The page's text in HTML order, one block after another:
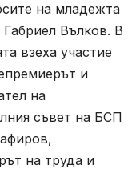
на младежта
Габриел Вълков. В
взеха участие
и
на
съвет на БСП
на труда и